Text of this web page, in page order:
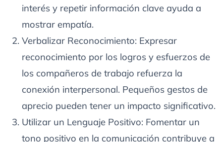
interés y repetir información clave ayuda a
mostrar empatía.
Verbalizar Reconocimiento: Expresar
reconocimiento por los logros y esfuerzos de
los compañeros de trabajo refuerza la
conexión interpersonal. Pequeños gestos de
aprecio pueden tener un impacto significativo.
Utilizar un Lenguaje Positivo: Fomentar un
tono positivo en la comunicación contribuye a